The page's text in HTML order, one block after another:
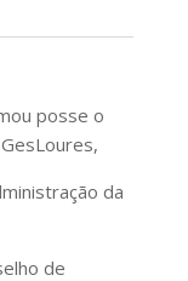
posse o
da
de